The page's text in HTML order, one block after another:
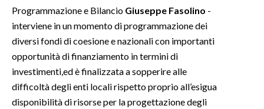
Programmazione e Bilancio Giuseppe Fasolino -
interviene in un momento di programmazione dei
diversi fondi di coesione e nazionali con importanti
opportunità di finanziamento in termini di
investimenti,ed è finalizzata a sopperire alle
difficoltà degli enti locali rispetto proprio all’esigua
disponibilità di risorse per la progettazione degli